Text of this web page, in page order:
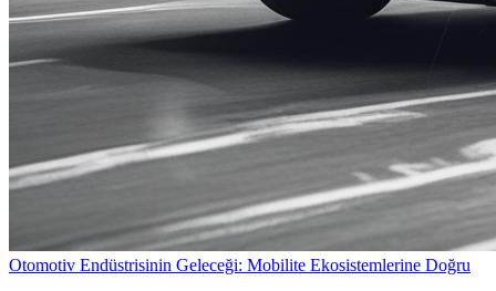
Otomotiv Endüstrisinin Geleceği: Mobilite Ekosistemlerine Doğru